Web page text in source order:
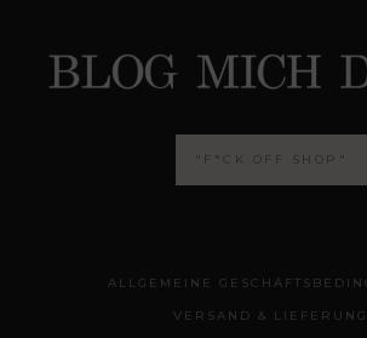
"F*CK OFF SHOP"
ALLGEMEINE
VERSAND & LIEFERUNG